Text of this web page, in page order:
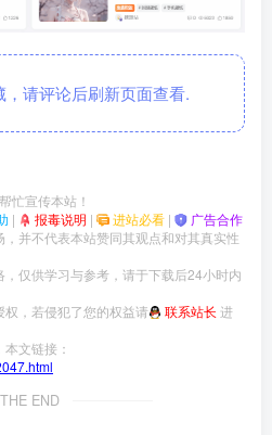
请评论后刷新页面查看.
忙宣传本站！
| 报毒说明 | 进站必看 | 广告合作
并不代表本站赞同其观点和对其真实性
仅供学习与参考，请于下载后24小时内
，若侵犯了您的权益请 联系站长 进
文链接：
THE END